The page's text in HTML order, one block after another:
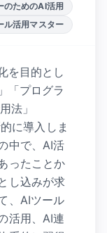
のためのAI活用
ル活用マスター
を目的とし
「プログラ
法」
に導入しま
中で、AI活
ったことか
し込みが求
、AIツール
活用、AI連